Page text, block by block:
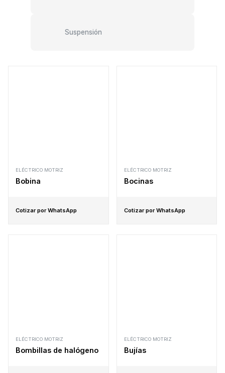
Suspensión
ELÉCTRICO MOTRIZ
Bobina
Cotizar por WhatsApp
ELÉCTRICO MOTRIZ
Bocinas
Cotizar por WhatsApp
ELÉCTRICO MOTRIZ
Bombillas de halógeno
ELÉCTRICO MOTRIZ
Bujías